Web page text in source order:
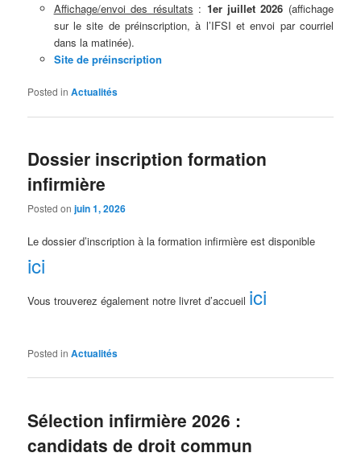
Affichage/envoi des résultats : 1er juillet 2026 (affichage
sur le site de préinscription, à l’IFSI et envoi par courriel
dans la matinée).
Site de préinscription
Posted in Actualités
Dossier inscription formation
infirmière
Posted onjuin 1, 2026
Le dossier d’inscription à la formation infirmière est disponible
ici
Vous trouverez également notre livret d’accueil ici
Posted in Actualités
Sélection infirmière 2026 :
candidats de droit commun